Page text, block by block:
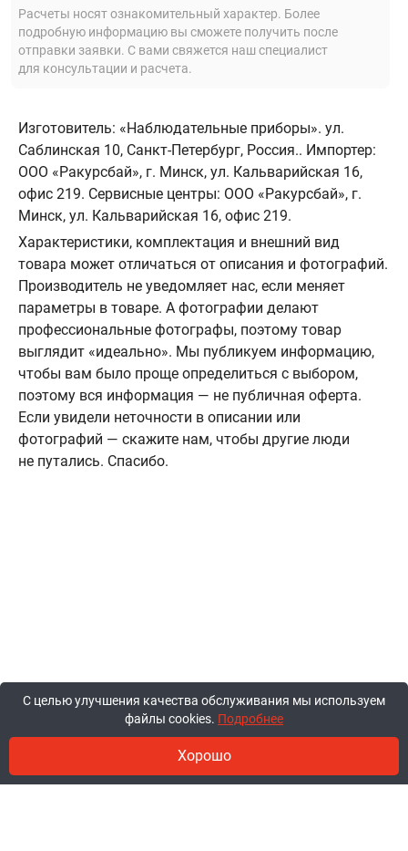
Расчеты носят ознакомительный характер. Более
подробную информацию вы сможете получить после
отправки заявки. С вами свяжется наш специалист
для консультации и расчета.
Изготовитель: «Наблюдательные приборы». ул.
Саблинская 10, Санкт-Петербург, Россия.. Импортер:
ООО «Ракурсбай», г. Минск, ул. Кальварийская 16,
офис 219. Сервисные центры: ООО «Ракурсбай», г.
Минск, ул. Кальварийская 16, офис 219.
Характеристики, комплектация и внешний вид
товара может отличаться от описания и фотографий.
Производитель не уведомляет нас, если меняет
параметры в товаре. А фотографии делают
профессиональные фотографы, поэтому товар
выглядит «идеально». Мы публикуем информацию,
чтобы вам было проще определиться с выбором,
поэтому вся информация — не публичная оферта.
Если увидели неточности в описании или
фотографий — скажите нам, чтобы другие люди
не путались. Спасибо.
С целью улучшения качества обслуживания мы используем
файлы cookies. Подробнее
Хорошо